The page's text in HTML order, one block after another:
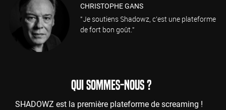
CHRISTOPHE GANS
"Je soutiens Shadowz, c'est une plateforme
de fort bon goût."
QUI SOMMES-NOUS ?
SHADOWZ est la première plateforme de screaming !